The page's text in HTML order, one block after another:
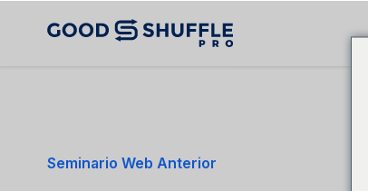
Seminario Web Anterior